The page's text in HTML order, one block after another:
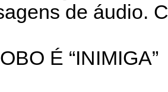
de áudio.
É “INIMIGA”